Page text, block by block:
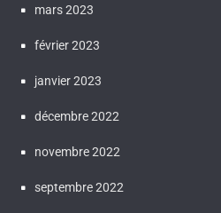
mars 2023
février 2023
janvier 2023
décembre 2022
novembre 2022
septembre 2022